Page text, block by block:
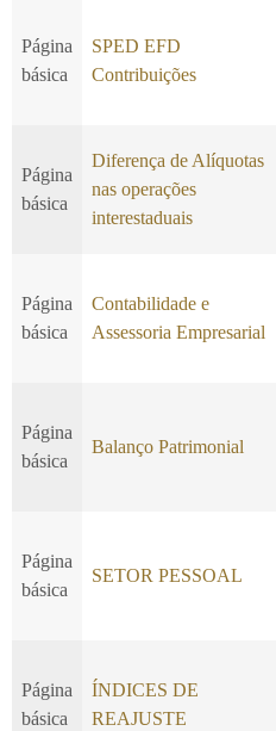
Página
básica
SPED EFD
Contribuições
Página
básica
Diferença de Alíquotas
nas operações
interestaduais
Página
básica
Contabilidade e
Assessoria Empresarial
Página
básica
Balanço Patrimonial
Página
básica
SETOR PESSOAL
Página
básica
ÍNDICES DE
REAJUSTE